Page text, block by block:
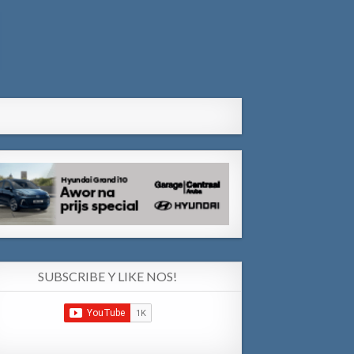
SUBSCRIBE Y LIKE NOS!